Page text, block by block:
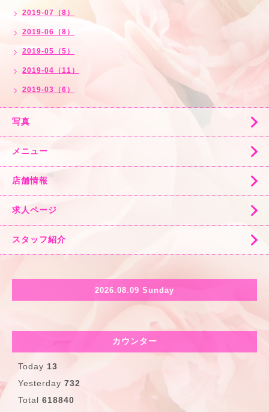
2019-07（8）
2019-06（8）
2019-05（5）
2019-04（11）
2019-03（6）
写真
メニュー
店舗情報
求人ページ
スタッフ紹介
2026.08.09 Sunday
カウンター
Today 13
Yesterday 732
Total 618840